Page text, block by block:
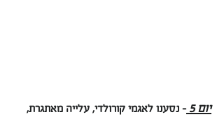
יום 5
- נסענו לאגמי קורולדי, עלייה מאתגרת,